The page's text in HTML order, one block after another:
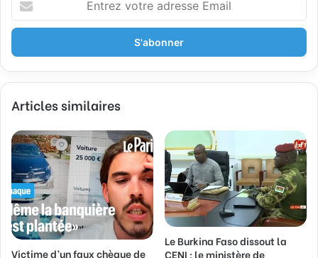
t
e
z
o
r
e
d
r
e
s
s
e
Articles similaires
Victime d’un faux chèque de
Le Burkina Faso dissout la
CENI : le ministère de